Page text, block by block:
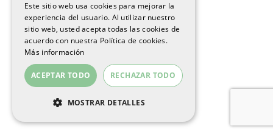
CATALAN
Este sitio web usa cookies para mejorar la
experiencia del usuario. Al utilizar nuestro
sitio web, usted acepta todas las cookies de
acuerdo con nuestra Política de cookies.
Más información
ACEPTAR TODO RECHAZAR TODO
MOSTRAR DETALLES
COOKIES ESTRICTAMENTE